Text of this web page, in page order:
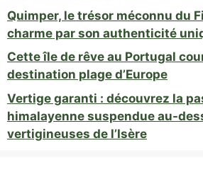
Quimper, le trésor méconnu du
charme par son authenticité
Cette île de rêve au Portugal
destination plage d’Europe
Vertige garanti : découvrez la
himalayenne suspendue au-
vertigineuses de l’Isère